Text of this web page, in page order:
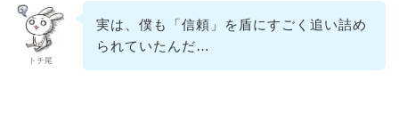
トチ尾
実は、僕も「信頼」を盾にすごく追い詰め
られていたんだ…